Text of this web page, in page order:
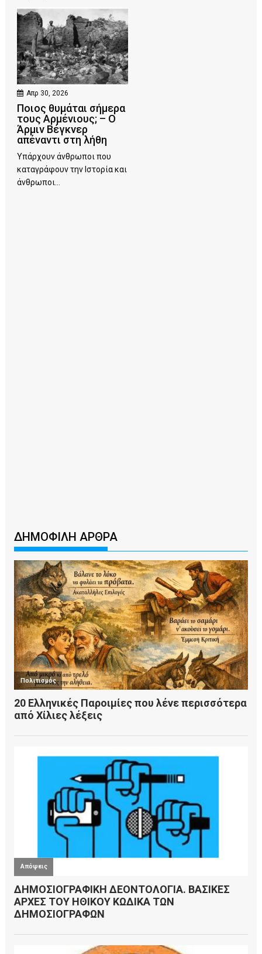
Απρ 30, 2026
Ποιος θυμάται σήμερα
τους Αρμένιους; – Ο
Άρμιν Βέγκνερ
απέναντι στη λήθη
Υπάρχουν άνθρωποι που
καταγράφουν την Ιστορία και
άνθρωποι...
ΔΗΜΟΦΙΛΗ ΑΡΘΡΑ